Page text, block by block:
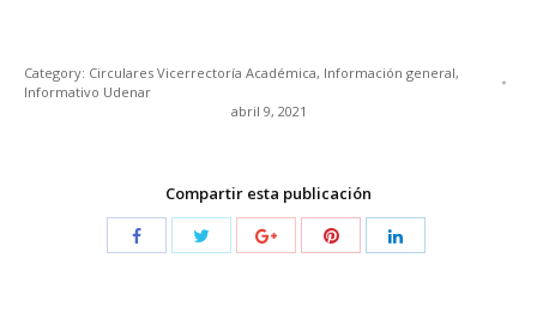
Category: Circulares Vicerrectoría Académica, Información general,
Informativo Udenar
abril 9, 2021
Compartir esta publicación